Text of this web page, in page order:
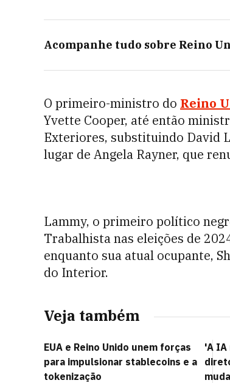
Acompanhe tudo sobre Reino
O primeiro-ministro do Reino
Yvette Cooper, até então
Exteriores, substituindo David
lugar de Angela Rayner, que
Lammy, o primeiro político
Trabalhista nas eleições de
enquanto sua atual ocupante,
do Interior.
Veja também
EUA e Reino Unido unem forças
para impulsionar stablecoins e a
tokenização
'A IA